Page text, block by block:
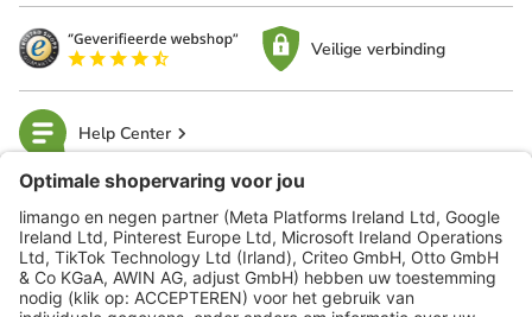
Veilige verbinding
Help Center
limango
Veilig winkelen